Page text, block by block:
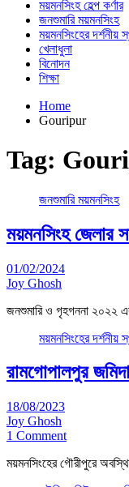
ময়মনসিংহ হেল্প কর্ণার
জনশুমারি ময়মনসিংহ
ময়মনসিংহের দর্শনীয়
খেলাধুলা
বিনোদন
শিক্ষা
Home
Gouripur
Tag:
জনশুমারি ময়মনসিংহ
ময়মনসিংহ জেলার
01/02/2024
Joy Ghosh
জনশুমারি ও গৃহগননা ২০২২
ময়মনসিংহের দর্শনীয়
রামগোপালপুর
18/08/2023
Joy Ghosh
1 Comment
ময়মনসিংহের গৌরীপুরে